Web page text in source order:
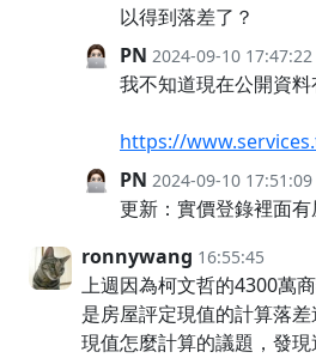
以得到落差了？
PN 2024-09-10 17:47:22
我不知道現在公開資
https://
PN 2024-09-10 17:51:09
更新：實價登錄裡面
ronnywang 16:55:45
上週因為柯文哲的4300萬
是房屋評定現值的計算落
現值怎麼計算的議題，發